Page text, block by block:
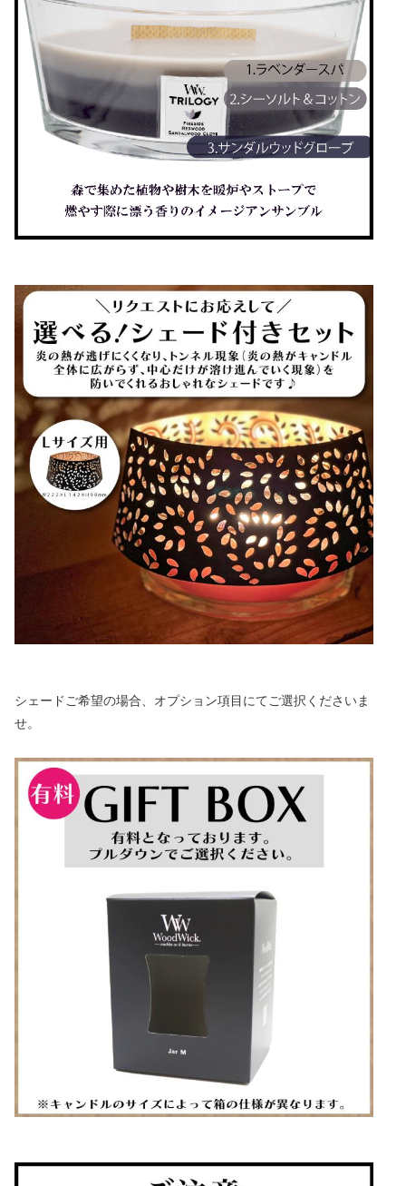
シェードご希望の場合、オプション項目にてご選択くださいま
せ。